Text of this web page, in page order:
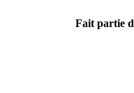
Fait partie